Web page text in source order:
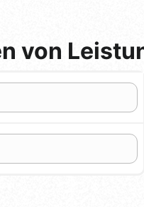
von